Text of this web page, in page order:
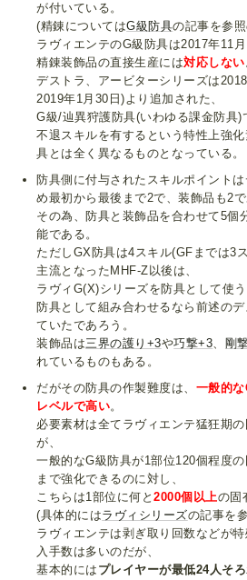
が付いている。
(精錬についてはG級防具の記事を参
ラヴィエンテのG級防具は2017年11
精錬装飾品の直接生産には対応しない
デストラ、アービターシリーズは
2019年1月30日)より追加された、
G級/辿異狩護防具(いわゆる課金防具)
不退スキルを有するという特性上強
具とは全く異なるものとなっている。
防具側に付与されたスキルポイント
め最初から最後まで2で、装飾品も2で
その為、防具と装飾品を合わせて5個
能である。
ただしGX防具は4スキル(GFまでは3
主流となったMHF-Z以後は、
ラヴィG(X)シリーズを防具として使
防具として組み合わせるなら前述の
ていたであろう。
装飾品は三界の護り+3や巧撃+3、 剛
れているものもある。
だがその防具の作製難度は、 一般的
レベルで高い。
必要素材は全てラヴィエンテ猛狂期
が、
一般的なG級防具が1部位120個程度
まで強化できるのに対し、
こちらは1部位に何と2000個以上の固
(具体的にはラヴィシリーズの記事を
ラヴィエンテは剥ぎ取り回数などが
入手数は多いのだが、
基本的には プレイヤーが最低24人そ